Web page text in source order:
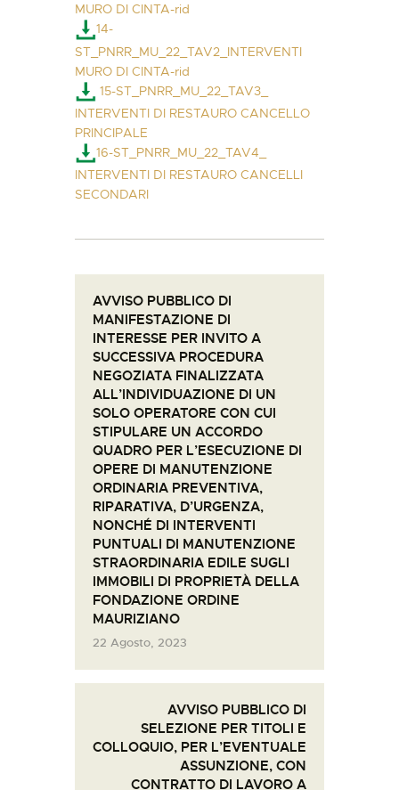
MURO DI CINTA-rid
14-
ST_PNRR_MU_22_TAV2_INTERVENTI
MURO DI CINTA-rid
15-ST_PNRR_MU_22_TAV3_
INTERVENTI DI RESTAURO CANCELLO
PRINCIPALE
16-ST_PNRR_MU_22_TAV4_
INTERVENTI DI RESTAURO CANCELLI
SECONDARI
AVVISO PUBBLICO DI
MANIFESTAZIONE DI
INTERESSE PER INVITO A
SUCCESSIVA PROCEDURA
NEGOZIATA FINALIZZATA
ALL’INDIVIDUAZIONE DI UN
SOLO OPERATORE CON CUI
STIPULARE UN ACCORDO
QUADRO PER L’ESECUZIONE DI
OPERE DI MANUTENZIONE
ORDINARIA PREVENTIVA,
RIPARATIVA, D’URGENZA,
NONCHÉ DI INTERVENTI
PUNTUALI DI MANUTENZIONE
STRAORDINARIA EDILE SUGLI
IMMOBILI DI PROPRIETÀ DELLA
FONDAZIONE ORDINE
MAURIZIANO
22 Agosto, 2023
AVVISO PUBBLICO DI
SELEZIONE PER TITOLI E
COLLOQUIO, PER L’EVENTUALE
ASSUNZIONE, CON
CONTRATTO DI LAVORO A